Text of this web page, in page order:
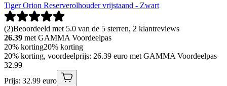
Tiger Orion Reserverolhouder vrijstaand - Zwart
(2)Beoordeeld met 5.0 van de 5 sterren, 2 klantreviews
26.39 met GAMMA Voordeelpas
20% korting20% korting
20% korting, voordeelprijs: 26.39 euro met GAMMA Voordeelpas
32.99
Prijs: 32.99 euro